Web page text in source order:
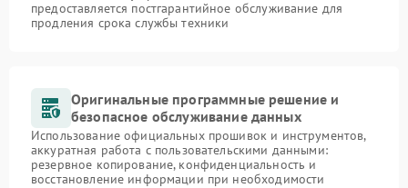
предоставляется постгарантийное обслуживание для
продления срока службы техники
Оригинальные программные решение и
безопасное обслуживание данных
Использование официальных прошивок и инструментов,
аккуратная работа с пользовательскими данными:
резервное копирование, конфиденциальность и
восстановление информации при необходимости